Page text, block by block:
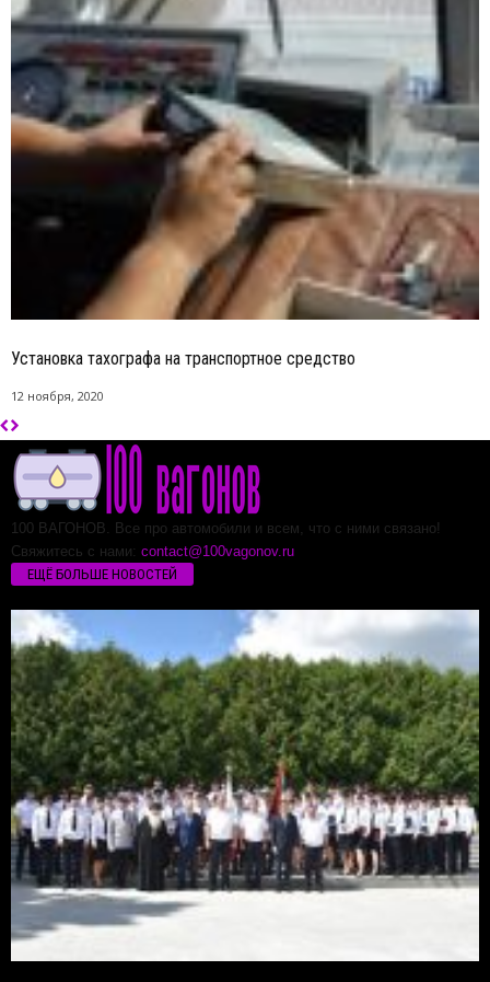
Установка тахографа на транспортное средство
12 ноября, 2020
100 ВАГОНОВ. Все про автомобили и всем, что с ними связано!
Свяжитесь с нами: contact@100vagonov.ru
ЕЩЁ БОЛЬШЕ НОВОСТЕЙ